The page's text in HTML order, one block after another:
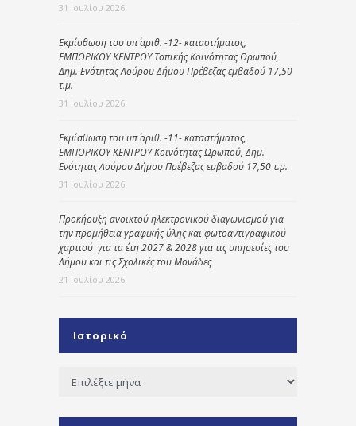
31 Ιουλίου 2026
Εκμίσθωση του υπ΄ αριθ. -12- καταστήματος,
ΕΜΠΟΡΙΚΟΥ ΚΕΝΤΡΟΥ Τοπικής Κοινότητας Ωρωπού,
Δημ. Ενότητας Λούρου Δήμου Πρέβεζας εμβαδού 17,50
τ.μ.
31 Ιουλίου 2026
Εκμίσθωση του υπ΄ αριθ. -11- καταστήματος,
ΕΜΠΟΡΙΚΟΥ ΚΕΝΤΡΟΥ Κοινότητας Ωρωπού, Δημ.
Ενότητας Λούρου Δήμου Πρέβεζας εμβαδού 17,50 τ.μ.
31 Ιουλίου 2026
Προκήρυξη ανοικτού ηλεκτρονικού διαγωνισμού για
την προμήθεια γραφικής ύλης και φωτοαντιγραφικού
χαρτιού για τα έτη 2027 & 2028 για τις υπηρεσίες του
Δήμου και τις Σχολικές του Μονάδες
21 Ιουλίου 2026
Ιστορικό
Ιστορικό